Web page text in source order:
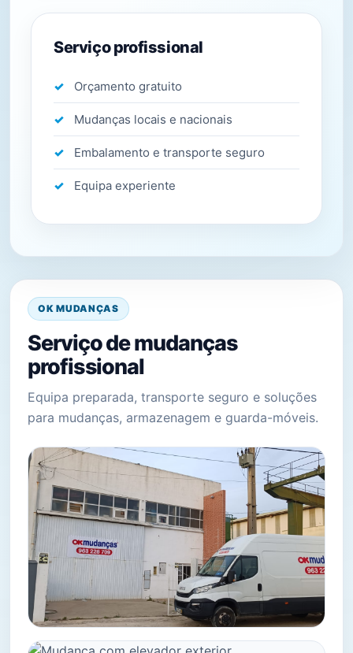
Serviço profissional
Orçamento gratuito
Mudanças locais e nacionais
Embalamento e transporte seguro
Equipa experiente
OK MUDANÇAS
Serviço de mudanças
profissional
Equipa preparada, transporte seguro e soluções
para mudanças, armazenagem e guarda-móveis.